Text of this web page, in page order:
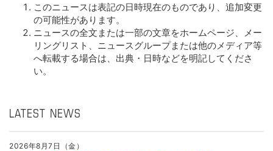
このニュースは表記の日時現在のものであり、追加変更
の可能性があります。
ニュースの全文または一部の文章をホームページ、メー
リングリスト、ニュースグループまたは他のメディア等
へ転載する場合は、出典・日時などを明記してくださ
い。
LATEST NEWS
2026年8月7日（金）